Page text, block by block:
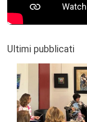
Ultimi pubblicati